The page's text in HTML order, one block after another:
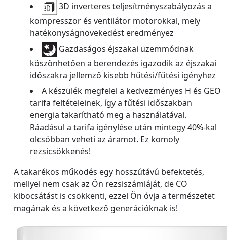
3D inverteres teljesítményszabályozás a
kompresszor és ventilátor motorokkal, mely
hatékonyságnövekedést eredményez
Gazdaságos éjszakai üzemmódnak
köszönhetően a berendezés igazodik az éjszakai
időszakra jellemző kisebb hűtési/fűtési igényhez
A készülék megfelel a kedvezményes H és GEO
tarifa feltételeinek, így a fűtési időszakban
energia takarítható meg a használatával.
Ráadásul a tarifa igénylése után mintegy 40%-kal
olcsóbban veheti az áramot. Ez komoly
rezsicsökkenés!
A takarékos működés egy hosszútávú befektetés,
mellyel nem csak az Ön rezsiszámláját, de CO
kibocsátást is csökkenti, ezzel Ön óvja a természetet
magának és a következő generációknak is!